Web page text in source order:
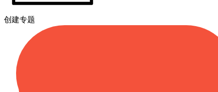
创建专题